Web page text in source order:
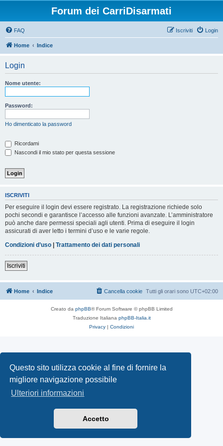
Questo sito utilizza cookie al fine di fornire la
migliore navigazione possibile
Ulteriori informazioni
Accetto
Forum dei CarriDisarmati
FAQ Login
Iscriviti
Home Indice
Login
Nome utente:
Password:
Ho dimenticato la password
Ricordami
Nascondi il mio stato per questa sessione
ISCRIVITI
Per eseguire il login devi essere registrato. La registrazione richiede solo
pochi secondi e garantisce l’accesso alle funzioni avanzate. L’amministratore
può anche dare permessi speciali agli utenti. Prima di eseguire il login
assicurati di aver letto i termini d’uso e le varie regole.
Condizioni d’uso | Trattamento dei dati personali
Iscriviti
Home Indice Tutti gli orari sono UTC+02:00
Cancella cookie
Creato da phpBB® Forum Software © phpBB Limited
Traduzione Italiana phpBB-Italia.it
Privacy | Condizioni